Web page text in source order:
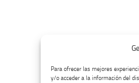
Para ofrecer las mejores
y/o acceder a la información del